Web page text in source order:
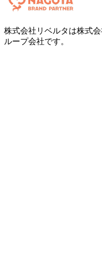
株式会社リベルタは株式
ループ会社です。